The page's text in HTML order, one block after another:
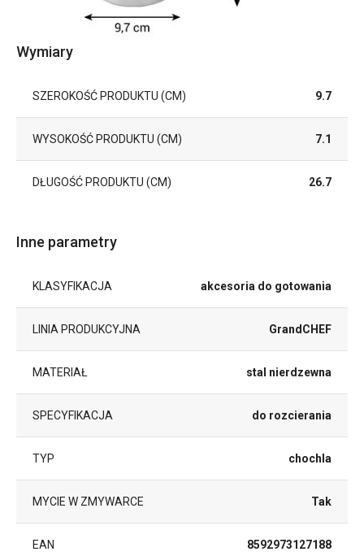
Wymiary
SZEROKOŚĆ PRODUKTU (CM) 9.7
WYSOKOŚĆ PRODUKTU (CM) 7.1
DŁUGOŚĆ PRODUKTU (CM) 26.7
Inne parametry
KLASYFIKACJA akcesoria do gotowania
LINIA PRODUKCYJNA GrandCHEF
MATERIAŁ stal nierdzewna
SPECYFIKACJA do rozcierania
TYP chochla
MYCIE W ZMYWARCE Tak
EAN 8592973127188